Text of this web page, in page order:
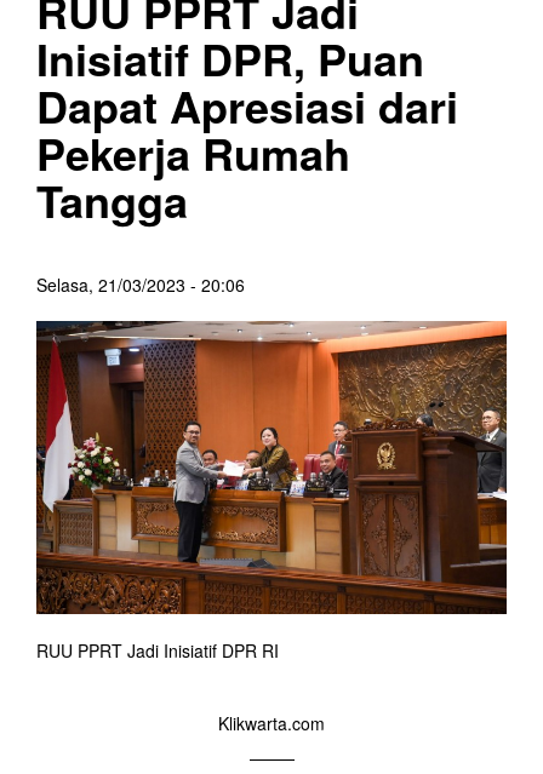
Inisiatif DPR, Puan
Dapat Apresiasi dari
Pekerja Rumah
Tangga
Selasa, 21/03/2023 - 20:06
RUU PPRT Jadi Inisiatif DPR RI
Klikwarta.com